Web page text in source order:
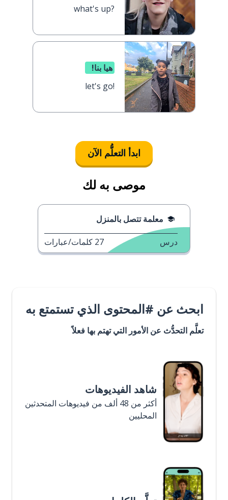
what's up?
هيا بنا!
let's go!
ابدأ التعلُّم الآن
موصى به لك
معلمة تتصل بالمنزل
درس 27 كلمات/عبارات
ابحث عن #المحتوى الذي تستمتع به
تعلَّم التحدُّث عن الأمور التي تهتم بها فعلاً
شاهد الفيديوهات
أكثر من 48 ألف من فيديوهات المتحدثين
المحليين